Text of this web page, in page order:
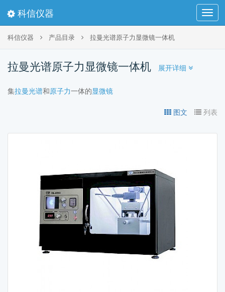
科信仪器
科信仪器 产品目录 拉曼光谱原子力显微镜一体机
拉曼光谱原子力显微镜一体机 展开详细
集拉曼光谱和原子力一体的显微镜
图文 列表